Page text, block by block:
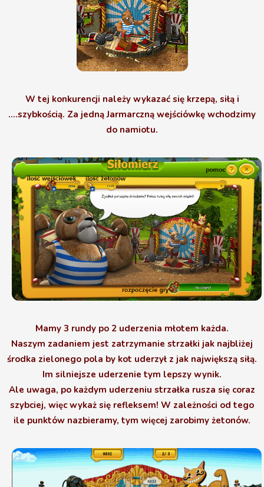
W tej konkurencji należy wykazać się krzepą, siłą i
....szybkością. Za jedną Jarmarczną wejściówkę wchodzimy
do namiotu.
Mamy 3 rundy po 2 uderzenia młotem każda.
Naszym zadaniem jest zatrzymanie strzałki jak najbliżej
środka zielonego pola by kot uderzył z jak największą siłą.
Im silniejsze uderzenie tym lepszy wynik.
Ale uwaga, po każdym uderzeniu strzałka rusza się coraz
szybciej, więc wykaż się refleksem! W zależności od tego
ile punktów nazbieramy, tym więcej zarobimy żetonów.